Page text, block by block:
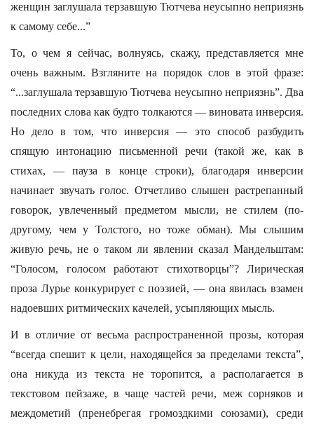
женщин заглушала терзавшую Тютчева неусыпно неприязнь
к самому себе...”
То, о чем я сейчас, волнуясь, скажу, представляется мне
очень важным. Взгляните на порядок слов в этой фразе:
“...заглушала терзавшую Тютчева неусыпно неприязнь”. Два
последних слова как будто толкаются — виновата инверсия.
Но дело в том, что инверсия — это способ разбудить
спящую интонацию письменной речи (такой же, как в
стихах, — пауза в конце строки), благодаря инверсии
начинает звучать голос. Отчетливо слышен растрепанный
говорок, увлеченный предметом мысли, не стилем (по-
другому, чем у Толстого, но тоже обман). Мы слышим
живую речь, не о таком ли явлении сказал Мандельштам:
“Голосом, голосом работают стихотворцы”? Лирическая
проза Лурье конкурирует с поэзией, — она явилась взамен
надоевших ритмических качелей, усыпляющих мысль.
И в отличие от весьма распространенной прозы, которая
“всегда спешит к цели, находящейся за пределами текста”,
она никуда из текста не торопится, а располагается в
текстовом пейзаже, в чаще частей речи, меж сорняков и
междометий (пренебрегая громоздкими союзами), среди